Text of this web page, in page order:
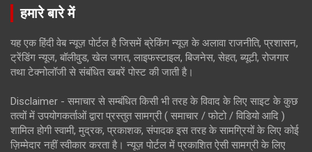
हमारे बारे में
यह एक हिंदी वेब न्यूज़ पोर्टल है जिसमें ब्रेकिंग न्यूज़ के अलावा राजनीति, प्रशासन,
ट्रेंडिंग न्यूज, बॉलीवुड, खेल जगत, लाइफस्टाइल, बिजनेस, सेहत, ब्यूटी, रोजगार
तथा टेक्नोलॉजी से संबंधित खबरें पोस्ट की जाती है।
Disclaimer - समाचार से सम्बंधित किसी भी तरह के विवाद के लिए साइट के कुछ
तत्वों में उपयोगकर्ताओं द्वारा प्रस्तुत सामग्री ( समाचार / फोटो / विडियो आदि )
शामिल होगी स्वामी, मुद्रक, प्रकाशक, संपादक इस तरह के सामग्रियों के लिए कोई
ज़िम्मेदार नहीं स्वीकार करता है। न्यूज़ पोर्टल में प्रकाशित ऐसी सामग्री के लिए